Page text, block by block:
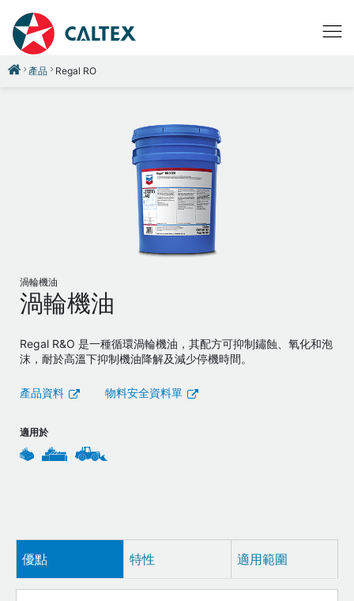
產品 Regal RO
渦輪機油
渦輪機油
Regal R&O 是一種循環渦輪機油，其配方可抑制鏽蝕、氧化和泡
沫，耐於高溫下抑制機油降解及減少停機時間。
產品資料 物料安全資料單
適用於
優點 特性 適用範圍